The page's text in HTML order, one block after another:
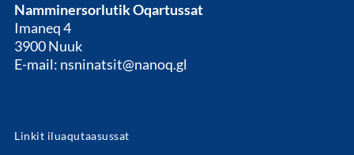
Namminersorlutik Oqartussat
Imaneq 4
3900 Nuuk
E-mail: nsninatsit@nanoq.gl
Linkit iluaqutaasussat